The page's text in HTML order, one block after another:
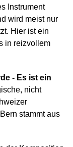
Instrument
wird meist nur
Hier ist ein
in reizvollem
- Es ist ein
nicht
stammt aus